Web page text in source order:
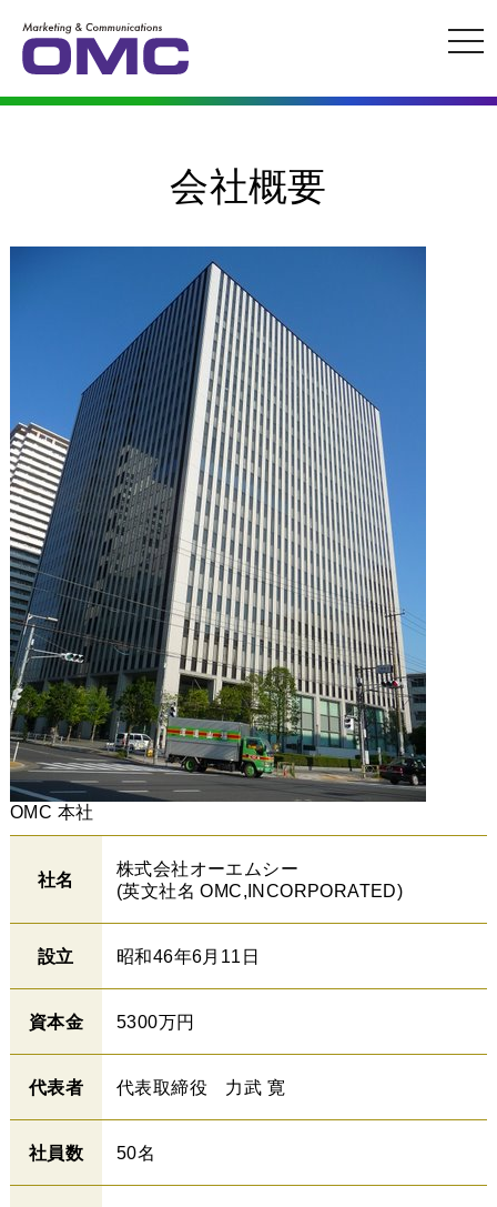
ナ
ー
会社概要
OMC 本社
社名
株式会社オーエムシー
(英文社名 OMC,INCORPORATED)
設立 昭和46年6月11日
資本金 5300万円
代表者 代表取締役 力武 寛
社員数 50名